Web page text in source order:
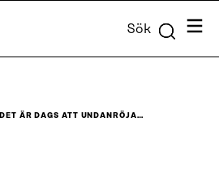
Sök Meny
DET ÄR DAGS ATT UNDANRÖJA…